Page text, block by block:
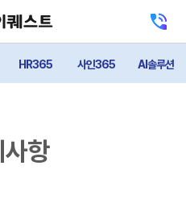
센
터
HR365 사인365 AI솔루션
항